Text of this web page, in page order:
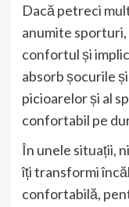
Dacă petreci
anumite
confortul și
absorb șocurile
picioarelor și al
confortabil pe
În unele situații,
îți transformi
confortabilă,